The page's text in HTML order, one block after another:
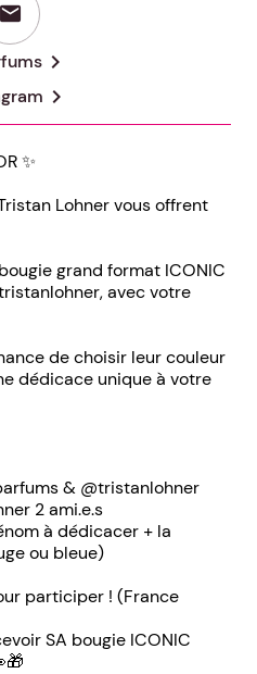
mail
chevron_right
chevron_right
✨
Lohner vous offrent
grand format ICONIC
avec votre
de choisir leur couleur
dédicace unique à votre
& @tristanlohner
2 ami.e.s
à dédicacer + la
ou bleue)
participer ! (France
SA bougie ICONIC